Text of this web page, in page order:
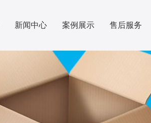
新闻中心 案例展示 售后服务